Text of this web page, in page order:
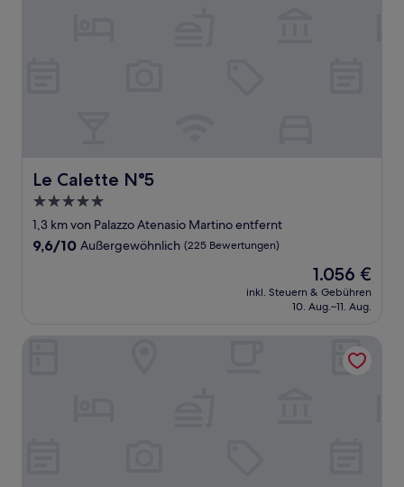
Le Calette N°5
Le Calette N°5
5.0-
Sterne-
Unterkunft
1,3 km von Palazzo Atenasio Martino entfernt
9.6
9,6/10 Außergewöhnlich (225 Bewertungen)
Der
Preis
beträgt
1.056 €
inkl. Steuern & Gebühren
10. Aug.–11. Aug.